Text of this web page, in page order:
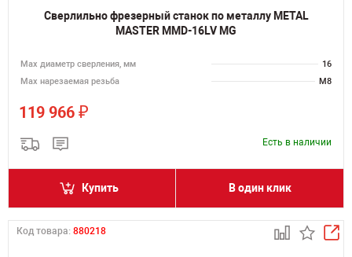
Сверлильно фрезерный станок по металлу METAL
MASTER MMD-16LV MG
Мах диаметр сверления, мм
16
Мах нарезаемая резьба
M8
119 966 ₽
Есть в наличии
Купить В один клик
Код товара: 880218